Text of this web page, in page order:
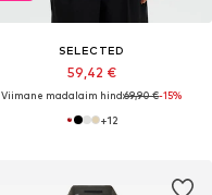
SELECTED
59,42 €
Viimane madalaim hind:69,90 €-15%
+12